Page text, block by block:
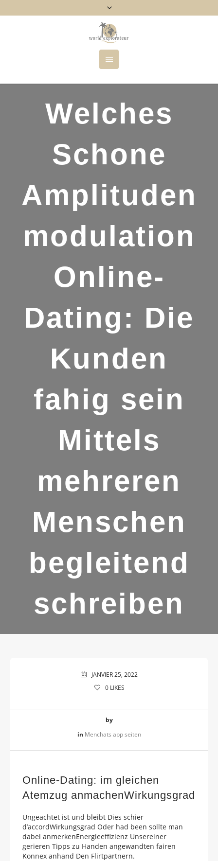
Welches
Schone
Amplituden
modulation
Online-
Dating: Die
Kunden
fahig sein
Mittels
mehreren
Menschen
begleitend
schreiben
JANVIER 25, 2022
0LIKES
by
in Menchats app seiten
Online-Dating: im gleichen
Atemzug anmachenWirkungsgrad
Ungeachtet ist und bleibt Dies schier
d’accordWirkungsgrad Oder had been sollte man
dabei anmerkenEnergieeffizienz Unsereiner
gerieren Tipps zu Handen angewandten fairen
Konnex anhand Den Flirtpartnern.